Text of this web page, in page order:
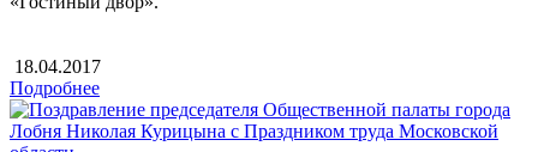
18.04.2017
Подробнее